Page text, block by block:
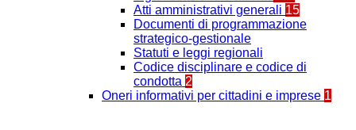
Atti amministrativi generali 15
Documenti di programmazione
strategico-gestionale
Statuti e leggi regionali
Codice disciplinare e codice di
condotta 2
Oneri informativi per cittadini e imprese 1